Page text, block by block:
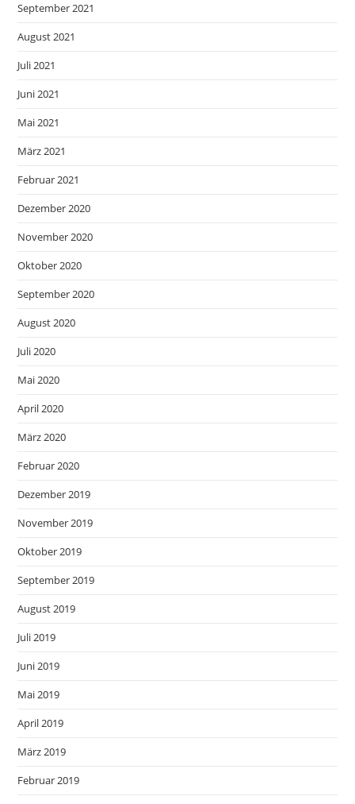
September 2021
August 2021
Juli 2021
Juni 2021
Mai 2021
März 2021
Februar 2021
Dezember 2020
November 2020
Oktober 2020
September 2020
August 2020
Juli 2020
Mai 2020
April 2020
März 2020
Februar 2020
Dezember 2019
November 2019
Oktober 2019
September 2019
August 2019
Juli 2019
Juni 2019
Mai 2019
April 2019
März 2019
Februar 2019